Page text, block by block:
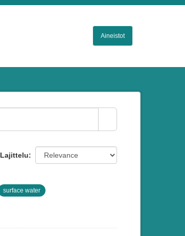
Aineistot
Lajittelu
surface water